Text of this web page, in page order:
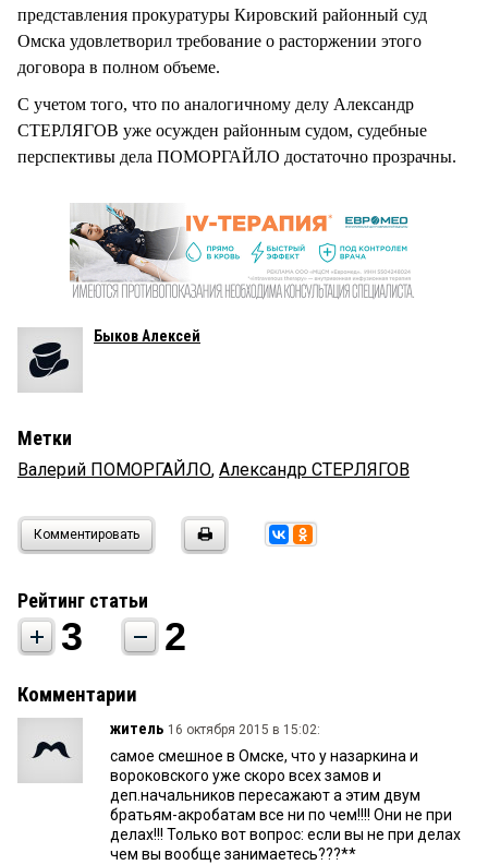
представления прокуратуры Кировский районный суд
Омска удовлетворил требование о расторжении этого
договора в полном объеме.
С учетом того, что по аналогичному делу Александр
СТЕРЛЯГОВ уже осужден районным судом, судебные
перспективы дела ПОМОРГАЙЛО достаточно прозрачны.
Быков Алексей
Метки
Валерий ПОМОРГАЙЛО, Александр СТЕРЛЯГОВ
Комментировать
Рейтинг статьи
3 2
Комментарии
житель 16 октября 2015 в 15:02:
самое смешное в Омске, что у назаркина и
вороковского уже скоро всех замов и
деп.начальников пересажают а этим двум
братьям-акробатам все ни по чем!!!! Они не при
делах!!! Только вот вопрос: если вы не при делах
чем вы вообще занимаетесь???**